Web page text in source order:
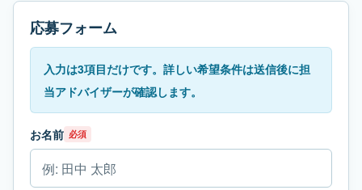
応募フォーム
入力は3項目だけです。詳しい希望条件は送信後に担
当アドバイザーが確認します。
お名前 必須